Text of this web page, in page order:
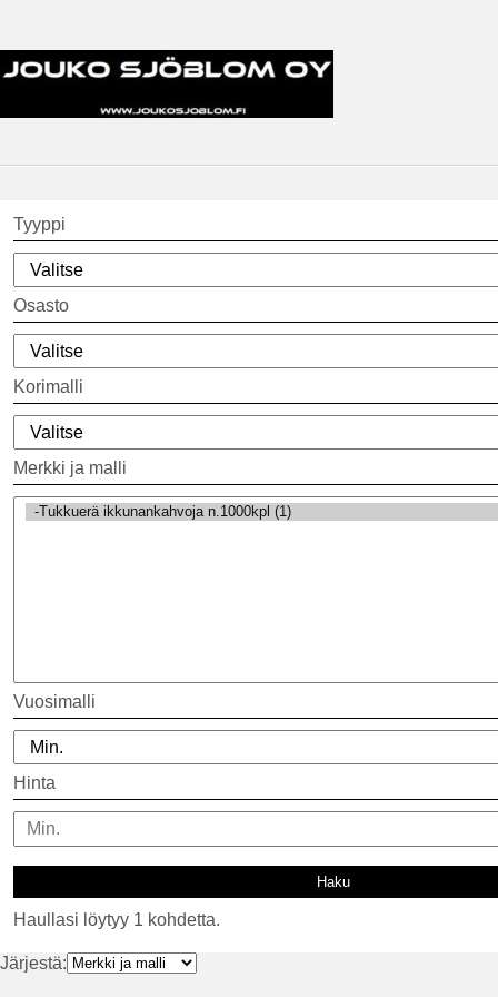
Tyyppi
Osasto
Korimalli
Merkki ja malli
Vuosimalli
Hinta
Haullasi löytyy 1 kohdetta.
Järjestä: